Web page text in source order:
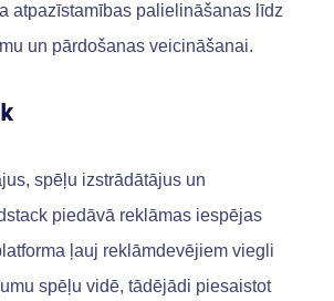
atpazīstamības palielināšanas līdz
un pārdošanas veicināšanai.
spēļu izstrādātājus un
piedāvā reklāmas iespējas
ļauj reklāmdevējiem viegli
spēļu vidē, tādējādi piesaistot